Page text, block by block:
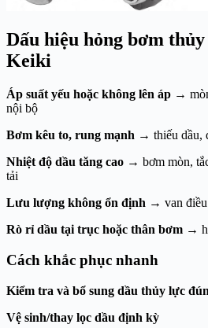
Dấu hiệu hỏng bơm
Keiki
Áp suất yếu hoặc không lên áp →
nội bộ
Bơm kêu to, rung mạnh → thiếu dầu,
Nhiệt độ dầu tăng cao → bơm mòn,
tải
Lưu lượng không ổn định → van điều
Rò rỉ dầu tại trục hoặc thân bơm →
Cách khắc phục nhanh
Kiểm tra và bổ sung dầu thủy lực
Vệ sinh/thay lọc dầu định kỳ